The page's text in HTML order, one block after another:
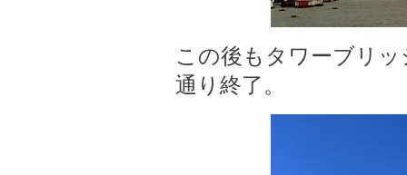
この後もタワーブリ
通り終了。